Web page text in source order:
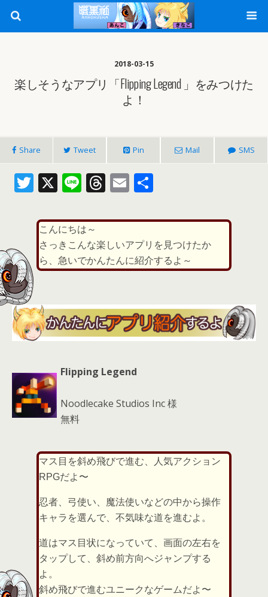
2018-03-15
楽しそうなアプリ「Flipping Legend 」をみつけた
よ！
Share Tweet Pin Mail SMS
T
itt
er
X Li
e
T
re
a
d
s
E
ai
l
こんにちは～
さっきこんな楽しいアプリを見つけたか
ら、急いでかんたんに紹介するよ～
Flipping Legend
Noodlecake Studios Inc 様
無料
マス目を斜め飛びで進む、人気アクション
RPGだよ〜
忍者、弓使い、魔法使いなどの中から操作
キャラを選んで、不気味な道を進むよ。
道はマス目状になっていて、画面の左右を
タップして、斜め前方向へジャンプする
よ。
斜め飛びで進むユニークなゲームだよ〜